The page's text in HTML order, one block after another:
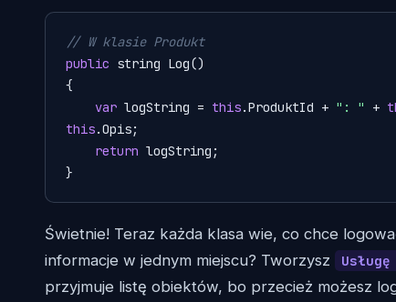
// W klasie Produkt
public string Log()
{
var logString = this.ProduktId + ": " +
this.Opis;
return logString;
}
Świetnie! Teraz każda klasa wie, co chce
informacje w jednym miejscu? Tworzysz
przyjmuje listę obiektów, bo przecież możesz